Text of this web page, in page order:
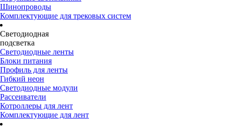
Шинопроводы
Комплектующие для трековых систем
Светодиодная
подсветка
Светодиодные ленты
Блоки питания
Профиль для ленты
Гибкий неон
Светодиодные модули
Рассеиватели
Котроллеры для лент
Комплектующие для лент